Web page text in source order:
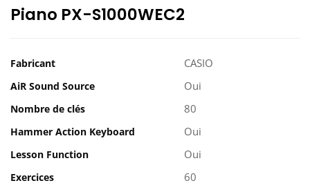
Piano PX-S1000WEC2
Fabricant CASIO
AiR Sound Source Oui
Nombre de clés 80
Hammer Action Keyboard Oui
Lesson Function Oui
Exercices 60